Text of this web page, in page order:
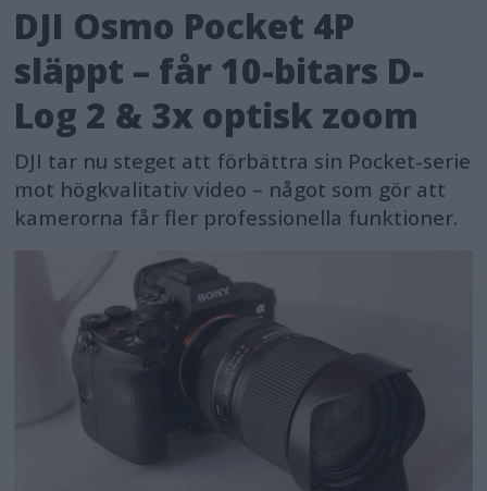
DJI Osmo Pocket 4P
släppt – får 10-bitars D-
Log 2 & 3x optisk zoom
DJI tar nu steget att förbättra sin Pocket-serie
mot högkvalitativ video – något som gör att
kamerorna får fler professionella funktioner.